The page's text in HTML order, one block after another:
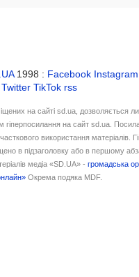
1998 : Facebook Instagram
Twitter TikTok rss
на сайті sd.ua, дозволяється
гіперпосилання на сайт sd.ua.
використання матеріалів.
в підзаголовку або в першому
медіа «SD.UA» -громадська
Окрема подяка MDF.